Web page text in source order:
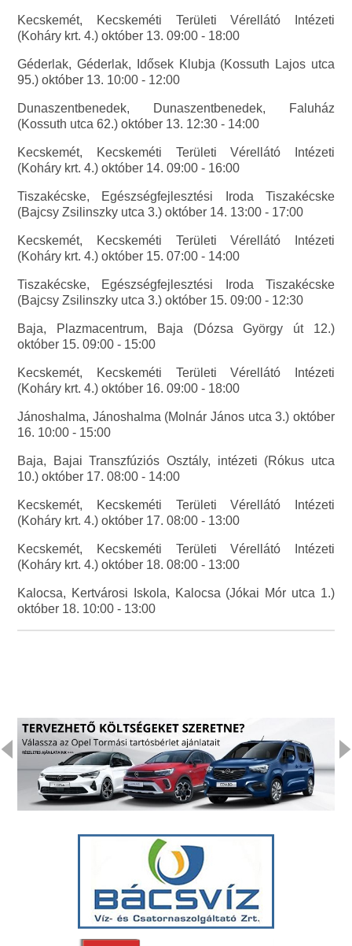
Kecskemét, Kecskeméti Területi Vérellátó Intézeti
(Koháry krt. 4.) október 13. 09:00 - 18:00
Géderlak, Géderlak, Idősek Klubja (Kossuth Lajos utca
95.) október 13. 10:00 - 12:00
Dunaszentbenedek, Dunaszentbenedek, Faluház
(Kossuth utca 62.) október 13. 12:30 - 14:00
Kecskemét, Kecskeméti Területi Vérellátó Intézeti
(Koháry krt. 4.) október 14. 09:00 - 16:00
Tiszakécske, Egészségfejlesztési Iroda Tiszakécske
(Bajcsy Zsilinszky utca 3.) október 14. 13:00 - 17:00
Kecskemét, Kecskeméti Területi Vérellátó Intézeti
(Koháry krt. 4.) október 15. 07:00 - 14:00
Tiszakécske, Egészségfejlesztési Iroda Tiszakécske
(Bajcsy Zsilinszky utca 3.) október 15. 09:00 - 12:30
Baja, Plazmacentrum, Baja (Dózsa György út 12.)
október 15. 09:00 - 15:00
Kecskemét, Kecskeméti Területi Vérellátó Intézeti
(Koháry krt. 4.) október 16. 09:00 - 18:00
Jánoshalma, Jánoshalma (Molnár János utca 3.) október
16. 10:00 - 15:00
Baja, Bajai Transzfúziós Osztály, intézeti (Rókus utca
10.) október 17. 08:00 - 14:00
Kecskemét, Kecskeméti Területi Vérellátó Intézeti
(Koháry krt. 4.) október 17. 08:00 - 13:00
Kecskemét, Kecskeméti Területi Vérellátó Intézeti
(Koháry krt. 4.) október 18. 08:00 - 13:00
Kalocsa, Kertvárosi Iskola, Kalocsa (Jókai Mór utca 1.)
október 18. 10:00 - 13:00